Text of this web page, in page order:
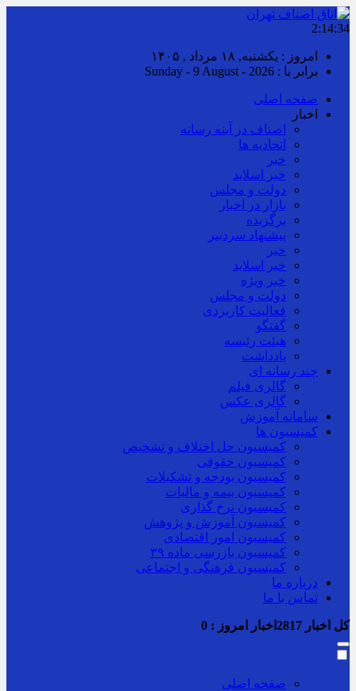
2:14:34
امروز : یکشنبه, ۱۸ مرداد , ۱۴۰۵
برابر با : Sunday - 9 August - 2026
صفحه اصلی
اخبار
اصناف در آینه رسانه
اتحادیه ها
خبر
خبر اسلايد
دولت و مجلس
بازار در اخبار
برگزیده
پیشنهاد سردبیر
خبر
خبر اسلايد
خبر ویژه
دولت و مجلس
فعالیت کاربردی
گفتگو
هیئت رئیسه
یادداشت
چند رسانه ای
گالری فیلم
گالری عکس
سامانه آموزش
کمیسیون ها
کمیسیون حل اختلاف و تشخیص
کمیسیون حقوقی
کمیسیون بودجه و تشکیلات
کمیسیون بیمه و مالیات
کمیسیون نرخ گذاری
کمیسیون آموزش و پژوهش
کمیسیون امور اقتصادی
کمیسیون بازرسی ماده ۳۹
کمیسیون فرهنگی و اجتماعی
درباره ما
تماس با ما
کل اخبار اخبار امروز : 0
صفحه اصلی